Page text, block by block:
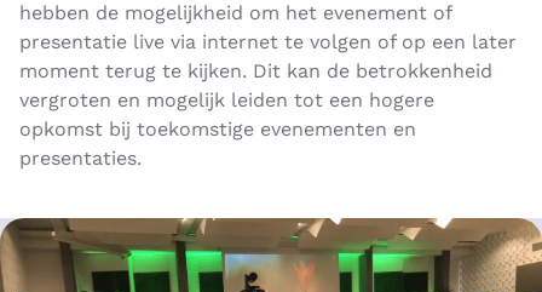
hebben de mogelijkheid om het evenement of
presentatie live via internet te volgen of op een later
moment terug te kijken. Dit kan de betrokkenheid
vergroten en mogelijk leiden tot een hogere
opkomst bij toekomstige evenementen en
presentaties.